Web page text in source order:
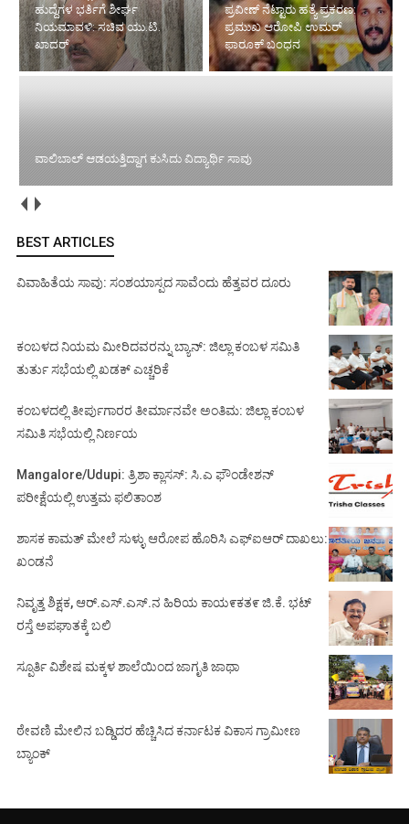
ಹುದ್ದೆಗಳ ಭರ್ತಿಗೆ ಶೀರ್ಘ
ನಿಯಮಾವಳಿ: ಸಚಿವ ಯು.ಟಿ.
ಖಾದರ್
ಪ್ರವೀಣ್ ನೆಟ್ಟಾರು ಹತ್ಯೆ ಪ್ರಕರಣ:
ಪ್ರಮುಖ ಆರೋಪಿ ಉಮರ್
ಫಾರೂಕ್ ಬಂಧನ
ವಾಲಿಬಾಲ್ ಆಡಯತ್ತಿದ್ದಾಗ ಕುಸಿದು ವಿದ್ಯಾರ್ಥಿ ಸಾವು
BEST ARTICLES
ವಿವಾಹಿತೆಯ ಸಾವು: ಸಂಶಯಾಸ್ಪದ ಸಾವೆಂದು ಹೆತ್ತವರ ದೂರು
ಕಂಬಳದ ನಿಯಮ ಮೀರಿದವರನ್ನು ಬ್ಯಾನ್: ಜಿಲ್ಲಾ ಕಂಬಳ ಸಮಿತಿ
ತುರ್ತು ಸಭೆಯಲ್ಲಿ ಖಡಕ್ ಎಚ್ಚರಿಕೆ
ಕಂಬಳದಲ್ಲಿ ತೀರ್ಪುಗಾರರ ತೀರ್ಮಾನವೇ ಅಂತಿಮ: ಜಿಲ್ಲಾ ಕಂಬಳ
ಸಮಿತಿ ಸಭೆಯಲ್ಲಿ ನಿರ್ಣಯ
Mangalore/Udupi: ತ್ರಿಶಾ ಕ್ಲಾಸಸ್: ಸಿ.ಎ ಫೌಂಡೇಶನ್
ಪರೀಕ್ಷೆಯಲ್ಲಿ ಉತ್ತಮ ಫಲಿತಾಂಶ
ಶಾಸಕ ಕಾಮತ್ ಮೇಲೆ ಸುಳ್ಳು ಆರೋಪ ಹೊರಿಸಿ ಎಫ್‌ಐಆರ್ ದಾಖಲು:
ಖಂಡನೆ
ನಿವೃತ್ತ ಶಿಕ್ಷಕ, ಆರ್.ಎಸ್.ಎಸ್.ನ ಹಿರಿಯ ಕಾಯ೯ಕತ೯ ಜಿ.ಕೆ. ಭಟ್
ರಸ್ತೆ ಅಪಘಾತಕ್ಕೆ ಬಲಿ
ಸ್ಪೂರ್ತಿ ವಿಶೇಷ ಮಕ್ಕಳ ಶಾಲೆಯಿಂದ ಜಾಗೃತಿ ಜಾಥಾ
ಠೇವಣಿ ಮೇಲಿನ ಬಡ್ಡಿದರ ಹೆಚ್ಚಿಸಿದ ಕರ್ನಾಟಕ ವಿಕಾಸ ಗ್ರಾಮೀಣ
ಬ್ಯಾಂಕ್